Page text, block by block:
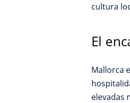
cultura
El
Mallorca
elevadas